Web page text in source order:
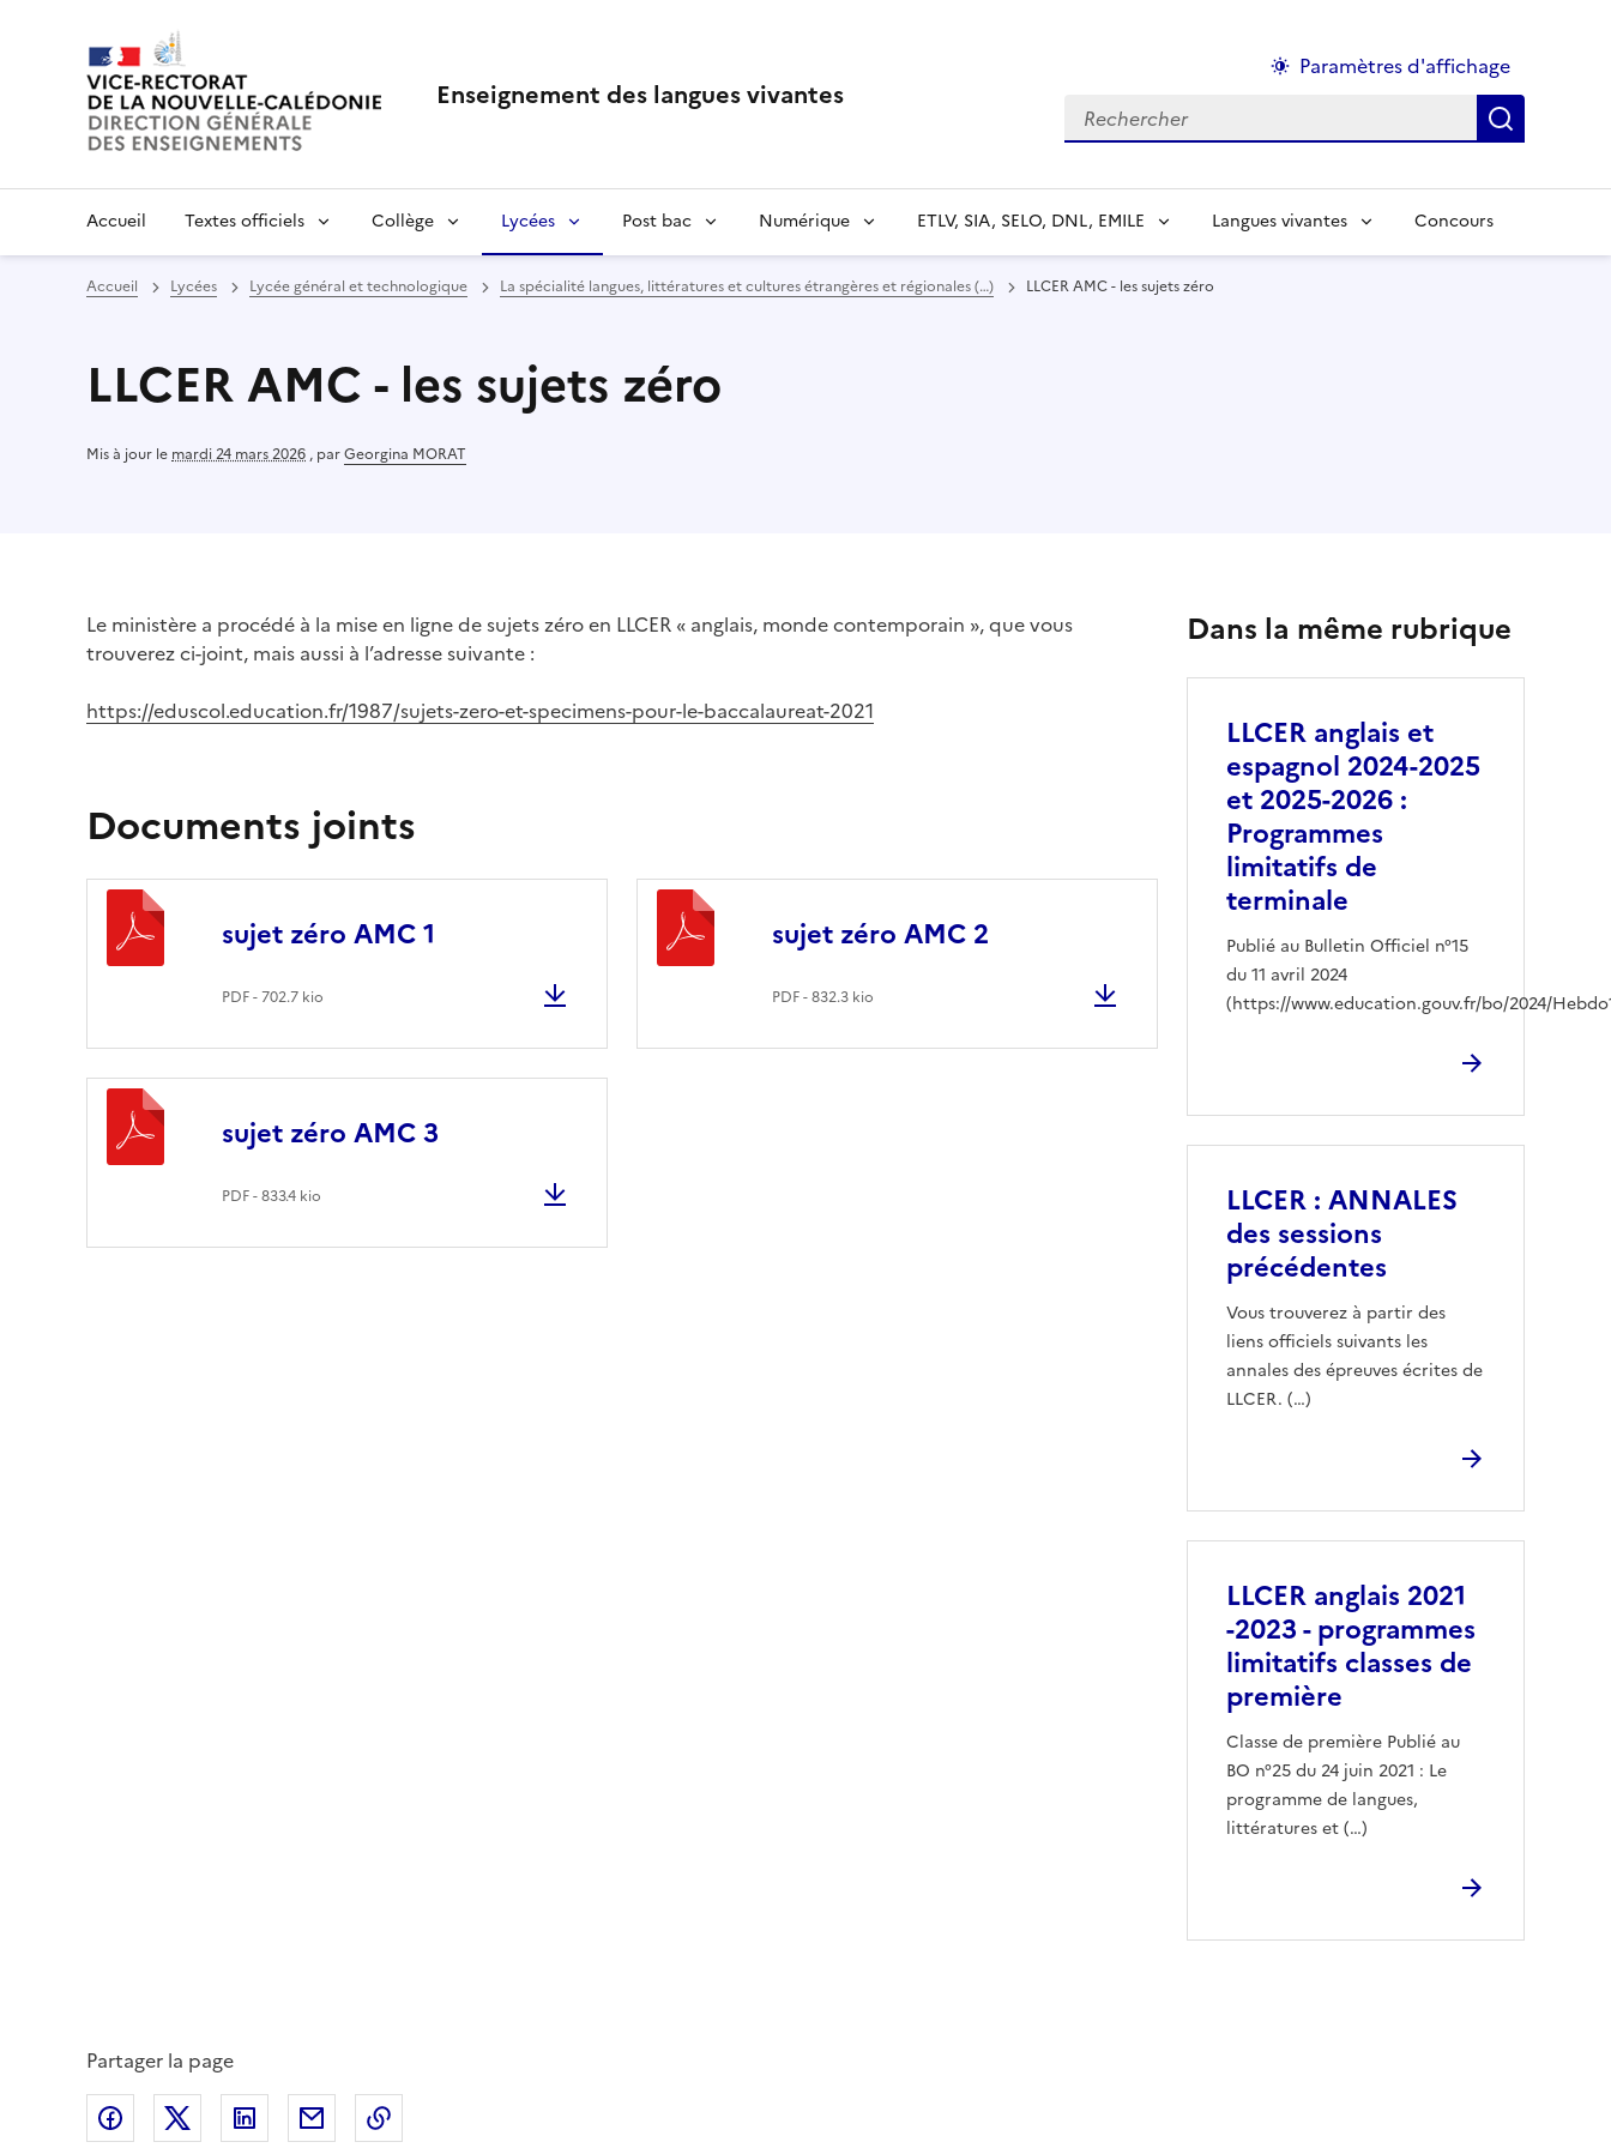
Enseignement des langues vivantes
Paramètres d'affichage
Rechercher :
Accueil Textes officiels Collège Lycées Post bac Numérique ETLV, SIA, SELO, DNL, EMILE Langues vivantes Concours
Accueil Lycées Lycée général et technologique La spécialité langues, littératures et cultures étrangères et régionales (…) LLCER AMC - les sujets zéro
LLCER AMC - les sujets zéro
Mis à jour le mardi 24 mars 2026 , parGeorgina MORAT
Le ministère a procédé à la mise en ligne de sujets zéro en LLCER « anglais, monde contemporain », que vous
trouverez ci-joint, mais aussi à l’adresse suivante :
https://eduscol.education.fr/1987/sujets-zero-et-specimens-pour-le-baccalaureat-2021
Documents joints
sujet zéro AMC 1
PDF - 702.7 kio
sujet zéro AMC 2
PDF - 832.3 kio
sujet zéro AMC 3
PDF - 833.4 kio
Dans la même rubrique
LLCER anglais et
espagnol 2024-2025
et 2025-2026 :
Programmes
limitatifs de
terminale
Publié au Bulletin Officiel n°15
du 11 avril 2024
(https://www.education.gouv.fr/bo/2024/
LLCER : ANNALES
des sessions
précédentes
Vous trouverez à partir des
liens officiels suivants les
annales des épreuves écrites de
LLCER. (…)
LLCER anglais 2021
-2023 - programmes
limitatifs classes de
première
Classe de première Publié au
BO n°25 du 24 juin 2021 : Le
programme de langues,
littératures et (…)
Partager la page
Partager sur Facebook
Partager sur Twitter
Partager sur LinkedIn
Partager par email